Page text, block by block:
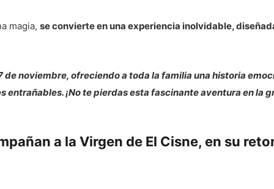
magia, se convierte en una experiencia inolvidable,
de noviembre, ofreciendo a toda la familia una historia
entrañables. ¡No te pierdas esta fascinante aventura en la
a la Virgen de El Cisne, en su